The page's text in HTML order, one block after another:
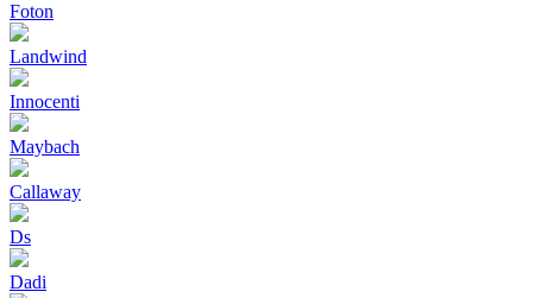
Foton
Landwind
Innocenti
Maybach
Callaway
Ds
Dadi